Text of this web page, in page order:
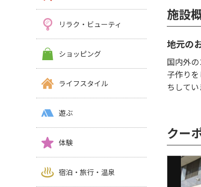
リラク・ビューティ
ショッピング
ライフスタイル
遊ぶ
体験
宿泊・旅行・温泉
施設
地元の
国内外
子作り
ちしてい
クー